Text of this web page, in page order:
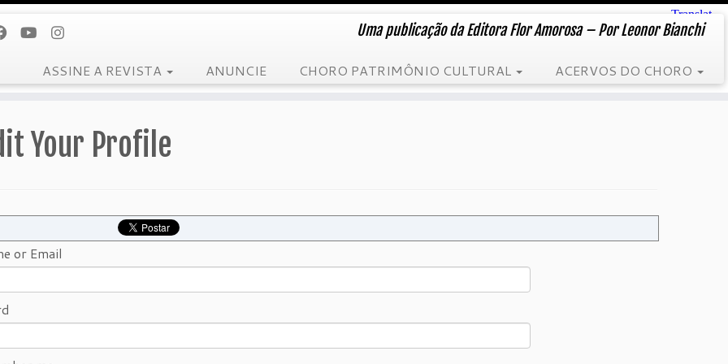
Uma publicação da Editora Flor Amorosa – Por Leonor Bianchi
ASSINE A REVISTA ANUNCIE CHORO PATRIMÔNIO CULTURAL ACERVOS DO CHORO
Your Profile
or Email